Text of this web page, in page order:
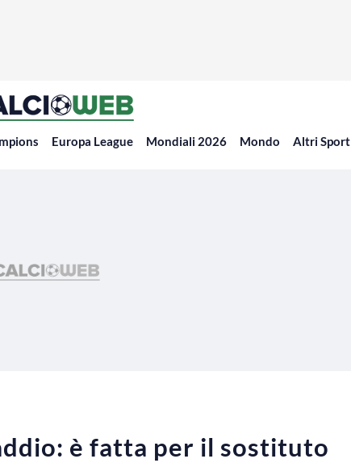
Europa League Mondiali 2026 Mondo Altri Sport
è fatta per il sostituto